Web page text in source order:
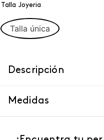
Talla Joyeria
Talla única
Descripción
Medidas